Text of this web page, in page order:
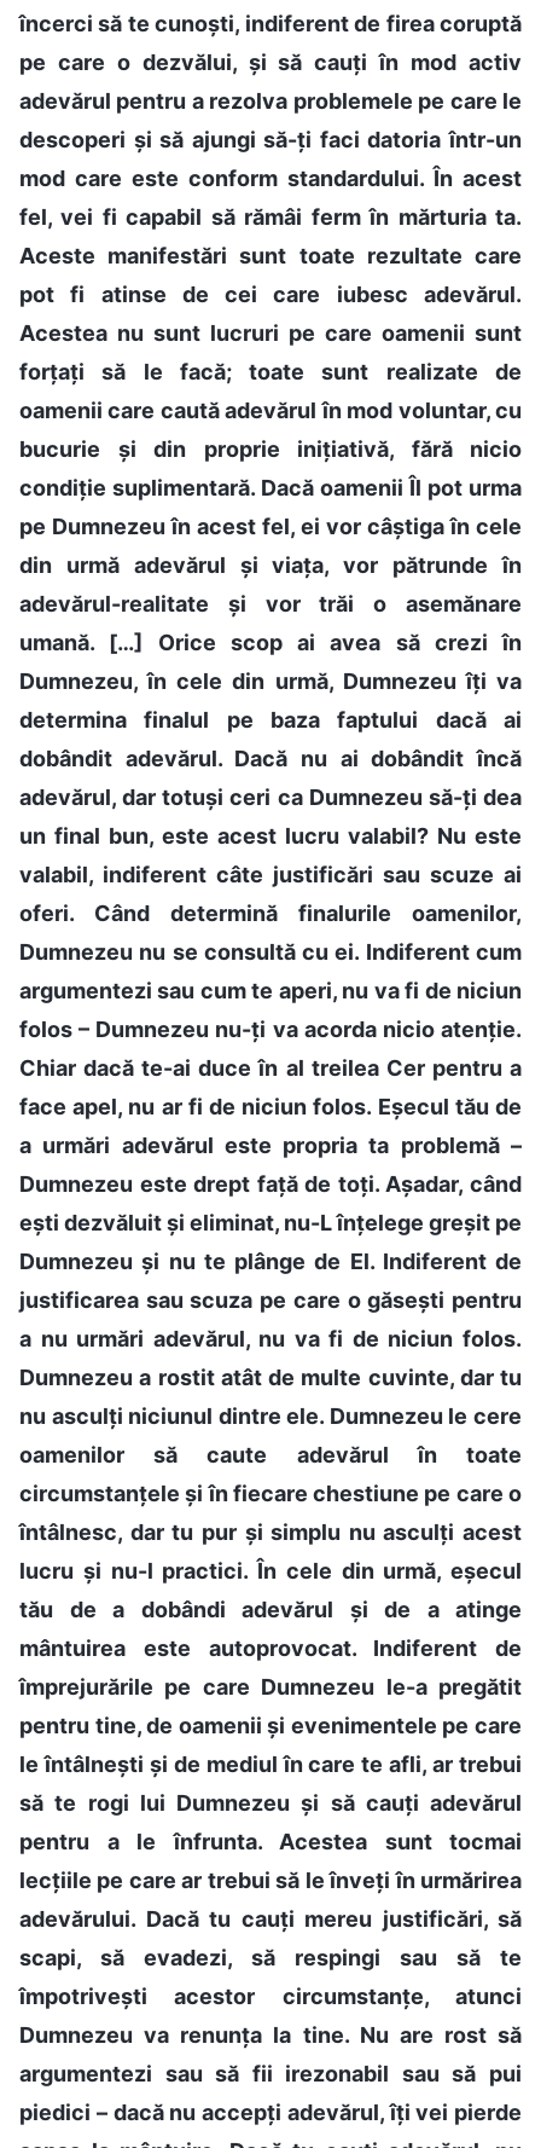
încerci să te cunoști, indiferent de firea coruptă
pe care o dezvălui, și să cauți în mod activ
adevărul pentru a rezolva problemele pe care le
descoperi și să ajungi să-ți faci datoria într-un
mod care este conform standardului. În acest
fel, vei fi capabil să rămâi ferm în mărturia ta.
Aceste manifestări sunt toate rezultate care
pot fi atinse de cei care iubesc adevărul.
Acestea nu sunt lucruri pe care oamenii sunt
forțați să le facă; toate sunt realizate de
oamenii care caută adevărul în mod voluntar, cu
bucurie și din proprie inițiativă, fără nicio
condiție suplimentară. Dacă oamenii Îl pot urma
pe Dumnezeu în acest fel, ei vor câștiga în cele
din urmă adevărul și viața, vor pătrunde în
adevărul-realitate și vor trăi o asemănare
umană. […] Orice scop ai avea să crezi în
Dumnezeu, în cele din urmă, Dumnezeu îți va
determina finalul pe baza faptului dacă ai
dobândit adevărul. Dacă nu ai dobândit încă
adevărul, dar totuși ceri ca Dumnezeu să-ți dea
un final bun, este acest lucru valabil? Nu este
valabil, indiferent câte justificări sau scuze ai
oferi. Când determină finalurile oamenilor,
Dumnezeu nu se consultă cu ei. Indiferent cum
argumentezi sau cum te aperi, nu va fi de niciun
folos – Dumnezeu nu-ți va acorda nicio atenție.
Chiar dacă te-ai duce în al treilea Cer pentru a
face apel, nu ar fi de niciun folos. Eșecul tău de
a urmări adevărul este propria ta problemă –
Dumnezeu este drept față de toți. Așadar, când
ești dezvăluit și eliminat, nu-L înțelege greșit pe
Dumnezeu și nu te plânge de El. Indiferent de
justificarea sau scuza pe care o găsești pentru
a nu urmări adevărul, nu va fi de niciun folos.
Dumnezeu a rostit atât de multe cuvinte, dar tu
nu asculți niciunul dintre ele. Dumnezeu le cere
oamenilor să caute adevărul în toate
circumstanțele și în fiecare chestiune pe care o
întâlnesc, dar tu pur și simplu nu asculți acest
lucru și nu-l practici. În cele din urmă, eșecul
tău de a dobândi adevărul și de a atinge
mântuirea este autoprovocat. Indiferent de
împrejurările pe care Dumnezeu le-a pregătit
pentru tine, de oamenii și evenimentele pe care
le întâlnești și de mediul în care te afli, ar trebui
să te rogi lui Dumnezeu și să cauți adevărul
pentru a le înfrunta. Acestea sunt tocmai
lecțiile pe care ar trebui să le înveți în urmărirea
adevărului. Dacă tu cauți mereu justificări, să
scapi, să evadezi, să respingi sau să te
împotrivești acestor circumstanțe, atunci
Dumnezeu va renunța la tine. Nu are rost să
argumentezi sau să fii irezonabil sau să pui
piedici – dacă nu accepți adevărul, îți vei pierde